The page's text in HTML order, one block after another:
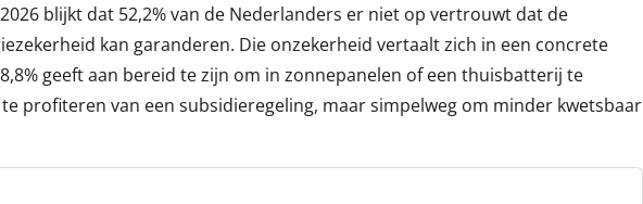
blijkt dat 52,2% van de Nederlanders er niet op vertrouwt dat de
kan garanderen. Die onzekerheid vertaalt zich in een concrete
geeft aan bereid te zijn om in zonnepanelen of een thuisbatterij te
profiteren van een subsidieregeling, maar simpelweg om minder kwetsbaar